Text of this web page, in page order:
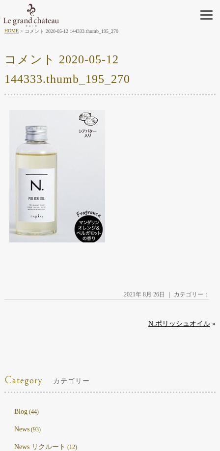
HOME コメント 2020-05-12 144333.thumb_195_270
コメント 2020-05-12
144333.thumb_195_270
2021年 8月 26日 ｜ カテゴリー：
N.ポリッシュオイル »
Category カテゴリー
Blog(44)
News(93)
News リクルート (12)